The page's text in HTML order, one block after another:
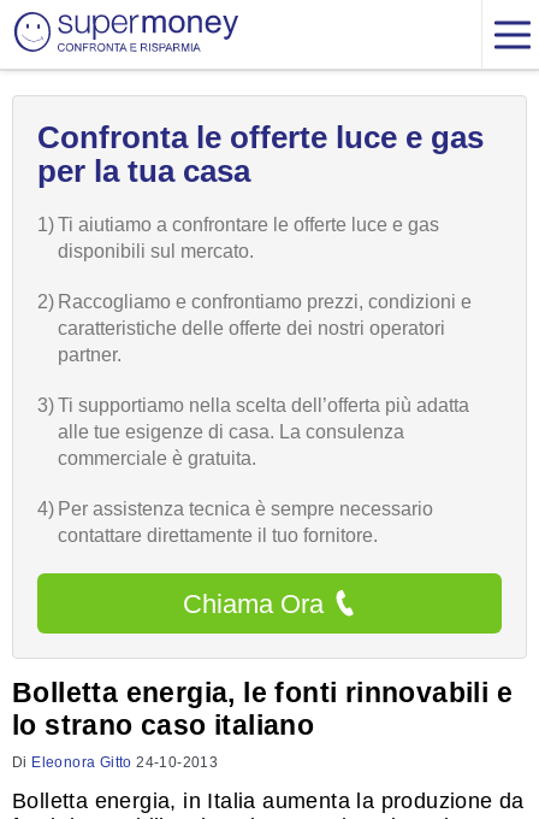
Confronta le offerte luce e gas
per la tua casa
1)Ti aiutiamo a confrontare le offerte luce e gas
disponibili sul mercato.
2) Raccogliamo e confrontiamo prezzi, condizioni e
caratteristiche delle offerte dei nostri operatori
partner.
3)Ti supportiamo nella scelta dell’offerta più adatta
alle tue esigenze di casa. La consulenza
commerciale è gratuita.
4) Per assistenza tecnica è sempre necessario
contattare direttamente il tuo fornitore.
Chiama Ora
Bolletta energia, le fonti rinnovabili e
lo strano caso italiano
Di Eleonora Gitto 24-10-2013
Bolletta energia, in Italia aumenta la produzione da